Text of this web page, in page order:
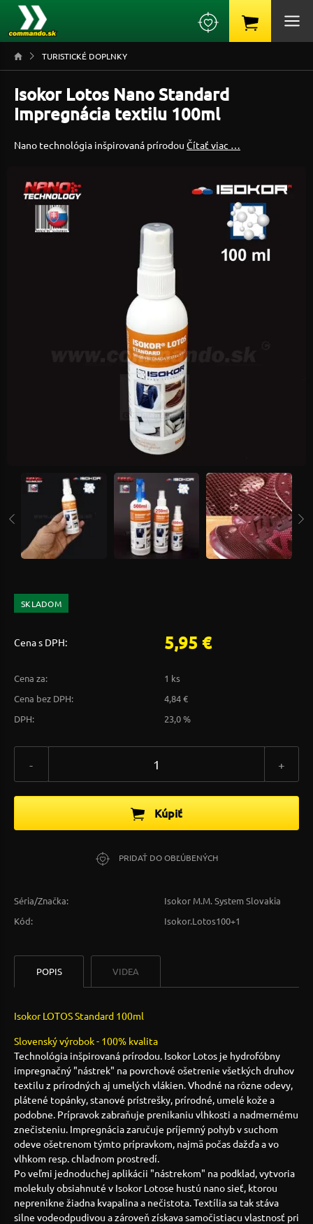
TURISTICKÉ DOPLNKY
Isokor Lotos Nano Standard
Impregnácia textilu 100ml
Nano technológia inšpirovaná prírodou Čítať viac …
SKLADOM
Cena s DPH: 5,95 €
Cena za:
1 ks
Cena bez DPH:
4,84 €
DPH:
23,0 %
- +
Kúpiť
PRIDAŤ DO OBĽÚBENÝCH
Séria/Značka:
Isokor M.M. System Slovakia
Kód:
Isokor.Lotos100+1
POPIS VIDEA
Isokor LOTOS Standard 100ml
Slovenský výrobok - 100% kvalita
Technológia inšpirovaná prírodou. Isokor Lotos je hydrofóbny
impregnačný "nástrek" na povrchové ošetrenie všetkých druhov
textilu z prírodných aj umelých vlákien. Vhodné na rôzne odevy,
plátené topánky, stanové prístrešky, prírodné, umelé kože a
podobne. Prípravok zabraňuje prenikaniu vlhkosti a nadmernému
znečisteniu. Impregnácia zaručuje príjemný pohyb v suchom
odeve ošetrenom týmto prípravkom, najmä počas dažďa a vo
vlhkom resp. chladnom prostredí.
Po veľmi jednoduchej aplikácii "nástrekom" na podklad, vytvoria
molekuly obsiahnuté v Isokor Lotose hustú nano sieť, ktorou
neprenikne žiadna kvapalina a nečistota. Textília sa tak stáva
silne vodeodpudivou a zároveň získava samočistiacu vlastnosť pri